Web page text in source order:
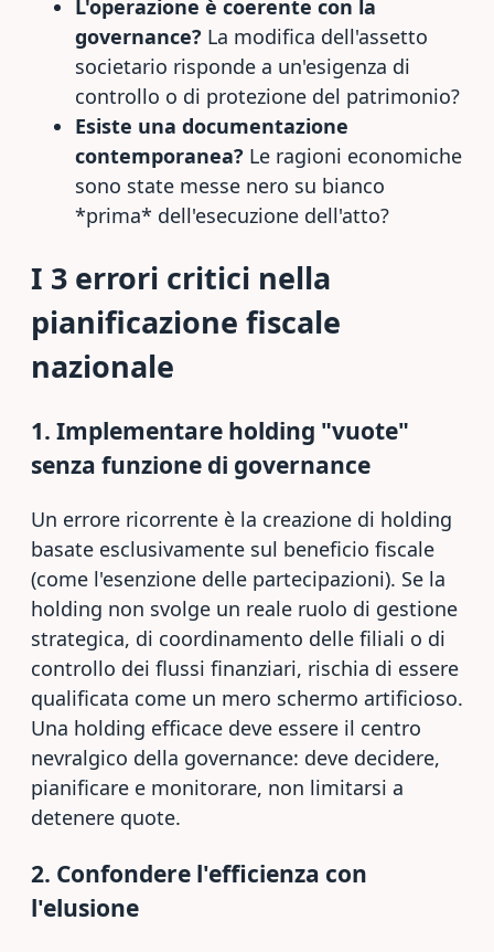
L'operazione è coerente con la
governance? La modifica dell'assetto
societario risponde a un'esigenza di
controllo o di protezione del patrimonio?
Esiste una documentazione
contemporanea? Le ragioni economiche
sono state messe nero su bianco
*prima* dell'esecuzione dell'atto?
I 3 errori critici nella
pianificazione fiscale
nazionale
1. Implementare holding "vuote"
senza funzione di governance
Un errore ricorrente è la creazione di holding
basate esclusivamente sul beneficio fiscale
(come l'esenzione delle partecipazioni). Se la
holding non svolge un reale ruolo di gestione
strategica, di coordinamento delle filiali o di
controllo dei flussi finanziari, rischia di essere
qualificata come un mero schermo artificioso.
Una holding efficace deve essere il centro
nevralgico della governance: deve decidere,
pianificare e monitorare, non limitarsi a
detenere quote.
2. Confondere l'efficienza con
l'elusione